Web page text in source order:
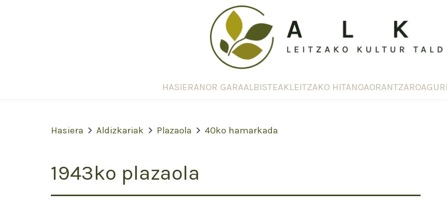
HASIERANOR GARAALBISTEAKLEITZAKO HITANOAORANTZAROA
Hasiera Aldizkariak Plazaola 40ko hamarkada
1943ko plazaola